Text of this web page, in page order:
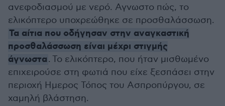
ανεφοδιασμού με νερό. Αγνωστο πώς, το
ελικόπτερο υποχρεώθηκε σε προσθαλάσσωση.
Τα αίτια που οδήγησαν στην αναγκαστική
προσθαλάσσωση είναι μέχρι στιγμής
άγνωστα. Το ελικόπτερο, που ήταν μισθωμένο
επιχειρούσε στη φωτιά που είχε ξεσπάσει στην
περιοχή Ημερος Τόπος του Ασπροπύργου, σε
χαμηλή βλάστηση.